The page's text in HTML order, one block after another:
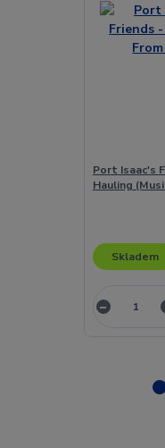
Port Isaac's
Hauling
Skladem